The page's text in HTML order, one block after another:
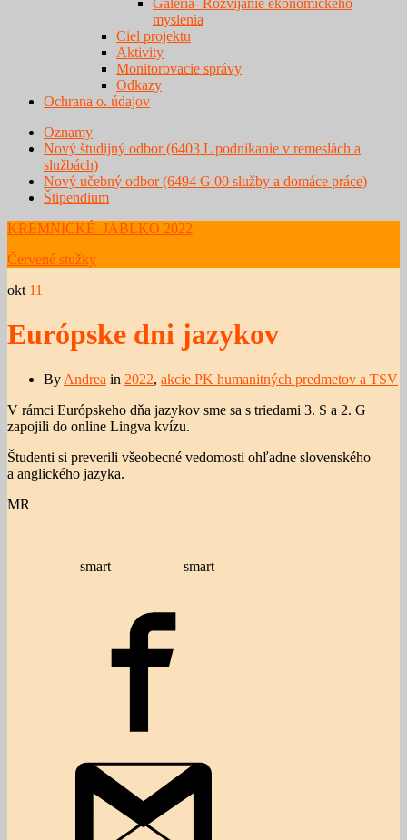
Galéria- Rozvíjanie ekonomického
myslenia
Ciel projektu
Aktivity
Monitorovacie správy
Odkazy
Ochrana o. údajov
Oznamy
Nový študijný odbor (6403 L podnikanie v remeslách a
službách)
Nový učebný odbor (6494 G 00 služby a domáce práce)
Štipendium
KREMNICKÉ JABLKO 2022
Červené stužky
okt 11
Európske dni jazykov
By Andrea in 2022, akcie PK humanitných predmetov a TSV
V rámci Európskeho dňa jazykov sme sa s triedami 3. S a 2. G
zapojili do online Lingva kvízu.
Študenti si preverili všeobecné vedomosti ohľadne slovenského
a anglického jazyka.
MR
smart smart